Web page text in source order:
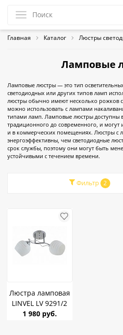
Главная Каталог Люстры
Ламповые
Ламповые люстры — это тип
светодиодных или других типов ламп
люстры обычно имеют несколько рожков
можно использовать с лампами
типами ламп. Ламповые люстры доступны
традиционного до современного, и могут
и в коммерческих помещениях. Люстры с
энергоэффективны, чем светодиодные
срок службы, поэтому они могут быть
устойчивыми с течением времени.
Фильтр 2
Люстра ламповая
LINVEL LV 9291/2
Хилари Хром E27
1 980 руб.